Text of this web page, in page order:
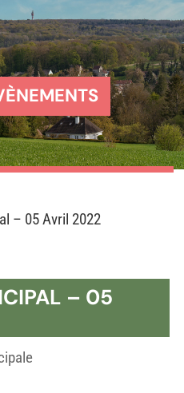
– 05 Avril 2022
– 05